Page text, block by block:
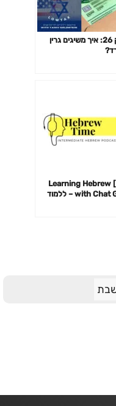
פרק 26: איך משיגים גרין
[91] Learning Hebrew
with Chat GPT – ללמוד